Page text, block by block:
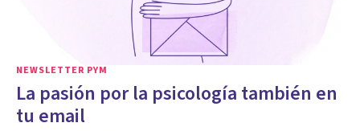
NEWSLETTER PYM
La pasión por la psicología también en
tu email